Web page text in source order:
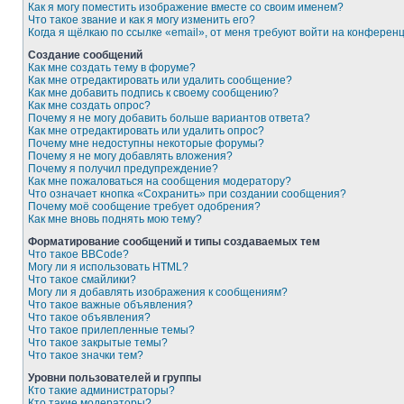
Как я могу поместить изображение вместе со своим именем?
Что такое звание и как я могу изменить его?
Когда я щёлкаю по ссылке «email», от меня требуют войти на
Создание сообщений
Как мне создать тему в форуме?
Как мне отредактировать или удалить сообщение?
Как мне добавить подпись к своему сообщению?
Как мне создать опрос?
Почему я не могу добавить больше вариантов ответа?
Как мне отредактировать или удалить опрос?
Почему мне недоступны некоторые форумы?
Почему я не могу добавлять вложения?
Почему я получил предупреждение?
Как мне пожаловаться на сообщения модератору?
Что означает кнопка «Сохранить» при создании сообщения?
Почему моё сообщение требует одобрения?
Как мне вновь поднять мою тему?
Форматирование сообщений и типы создаваемых тем
Что такое BBCode?
Могу ли я использовать HTML?
Что такое смайлики?
Могу ли я добавлять изображения к сообщениям?
Что такое важные объявления?
Что такое объявления?
Что такое прилепленные темы?
Что такое закрытые темы?
Что такое значки тем?
Уровни пользователей и группы
Кто такие администраторы?